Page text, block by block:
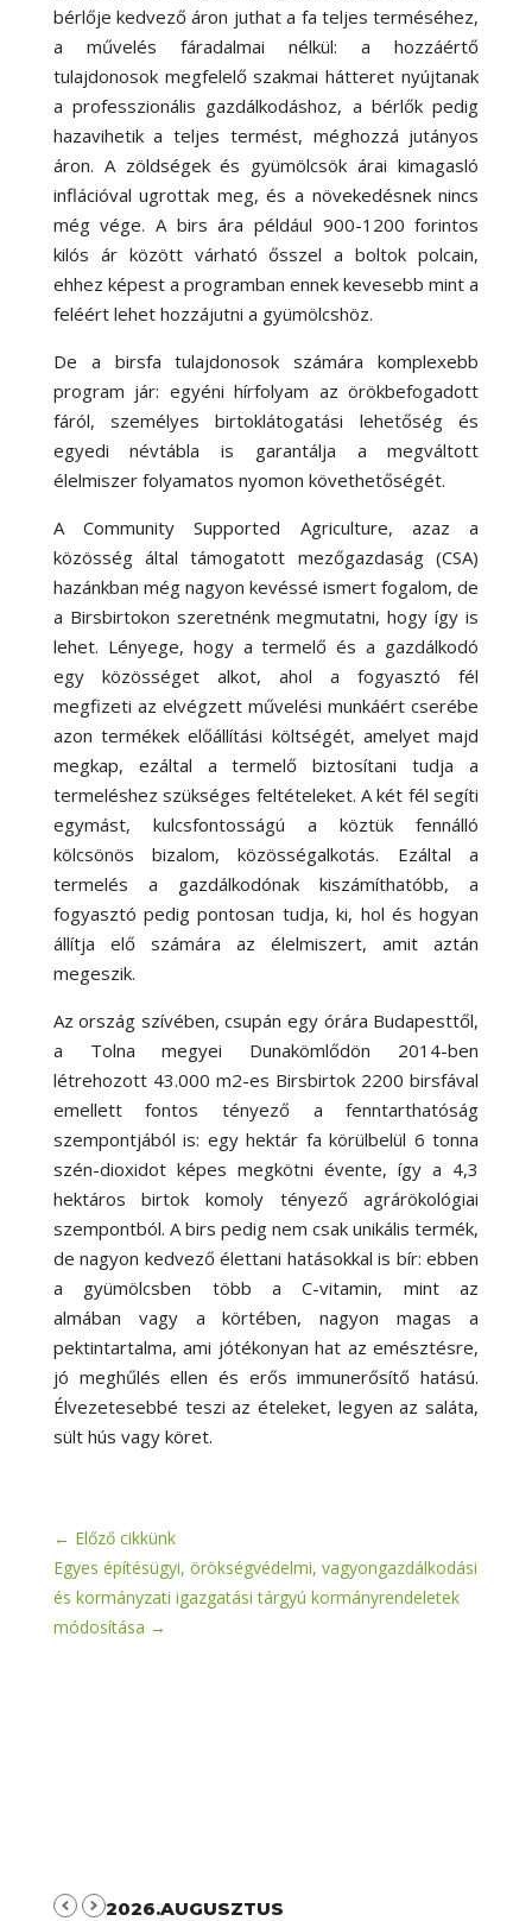
bérlője kedvező áron juthat a fa teljes terméséhez,
a művelés fáradalmai nélkül: a hozzáértő
tulajdonosok megfelelő szakmai hátteret nyújtanak
a professzionális gazdálkodáshoz, a bérlők pedig
hazavihetik a teljes termést, méghozzá jutányos
áron. A zöldségek és gyümölcsök árai kimagasló
inflációval ugrottak meg, és a növekedésnek nincs
még vége. A birs ára például 900-1200 forintos
kilós ár között várható ősszel a boltok polcain,
ehhez képest a programban ennek kevesebb mint a
feléért lehet hozzájutni a gyümölcshöz.
De a birsfa tulajdonosok számára komplexebb
program jár: egyéni hírfolyam az örökbefogadott
fáról, személyes birtoklátogatási lehetőség és
egyedi névtábla is garantálja a megváltott
élelmiszer folyamatos nyomon követhetőségét.
A Community Supported Agriculture, azaz a
közösség által támogatott mezőgazdaság (CSA)
hazánkban még nagyon kevéssé ismert fogalom, de
a Birsbirtokon szeretnénk megmutatni, hogy így is
lehet. Lényege, hogy a termelő és a gazdálkodó
egy közösséget alkot, ahol a fogyasztó fél
megfizeti az elvégzett művelési munkáért cserébe
azon termékek előállítási költségét, amelyet majd
megkap, ezáltal a termelő biztosítani tudja a
termeléshez szükséges feltételeket. A két fél segíti
egymást, kulcsfontosságú a köztük fennálló
kölcsönös bizalom, közösségalkotás. Ezáltal a
termelés a gazdálkodónak kiszámíthatóbb, a
fogyasztó pedig pontosan tudja, ki, hol és hogyan
állítja elő számára az élelmiszert, amit aztán
megeszik.
Az ország szívében, csupán egy órára Budapesttől,
a Tolna megyei Dunakömlődön 2014-ben
létrehozott 43.000 m2-es Birsbirtok 2200 birsfával
emellett fontos tényező a fenntarthatóság
szempontjából is: egy hektár fa körülbelül 6 tonna
szén-dioxidot képes megkötni évente, így a 4,3
hektáros birtok komoly tényező agrárökológiai
szempontból. A birs pedig nem csak unikális termék,
de nagyon kedvező élettani hatásokkal is bír: ebben
a gyümölcsben több a C-vitamin, mint az
almában vagy a körtében, nagyon magas a
pektintartalma, ami jótékonyan hat az emésztésre,
jó meghűlés ellen és erős immunerősítő hatású.
Élvezetesebbé teszi az ételeket, legyen az saláta,
sült hús vagy köret.
← Előző cikkünk
Egyes építésügyi, örökségvédelmi, vagyongazdálkodási
és kormányzati igazgatási tárgyú kormányrendeletek
módosítása →
2026.AUGUSZTUS